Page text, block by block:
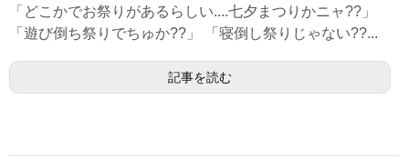
「どこかでお祭りがあるらしい....七夕まつりかニャ??」
「遊び倒ち祭りでちゅか??」 「寝倒し祭りじゃない??...
記事を読む